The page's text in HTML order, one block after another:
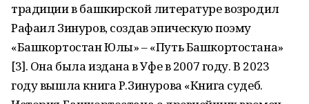
традиции в башкирской литературе возродил
Рафаил Зинуров, создав эпическую поэму
«Башкортостан Юлы» – «Путь Башкортостана»
[3]. Она была издана в Уфе в 2007 году. В 2023
году вышла книга Р.Зинурова «Книга судеб.